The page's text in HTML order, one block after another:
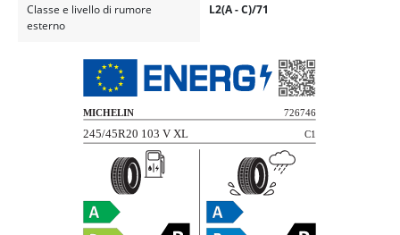
Classe e livello di rumore
esterno
L2(A - C)/71